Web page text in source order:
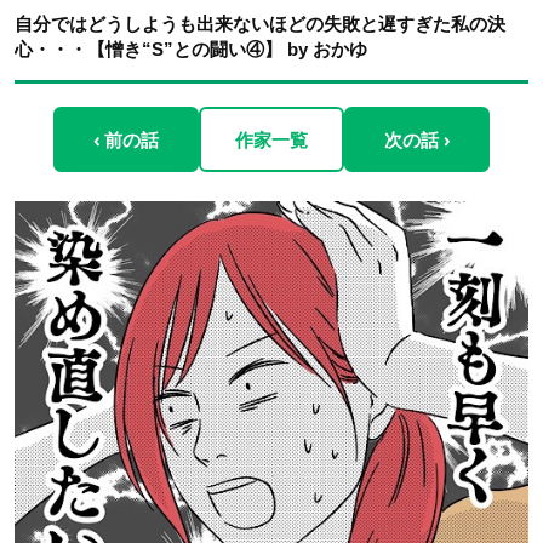
自分ではどうしようも出来ないほどの失敗と遅すぎた私の決
心・・・【憎き“S”との闘い④】 by おかゆ
‹ 前の話 作家一覧 次の話 ›